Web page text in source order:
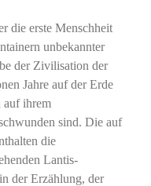
die erste Menschheit
unbekannter
der Zivilisation der
Jahre auf der Erde
auf ihrem
sind. Die auf
die
Lantis-
der Erzählung, der